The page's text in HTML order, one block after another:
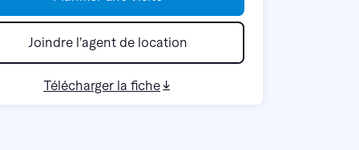
Joindre l’agent de location
Télécharger la fiche